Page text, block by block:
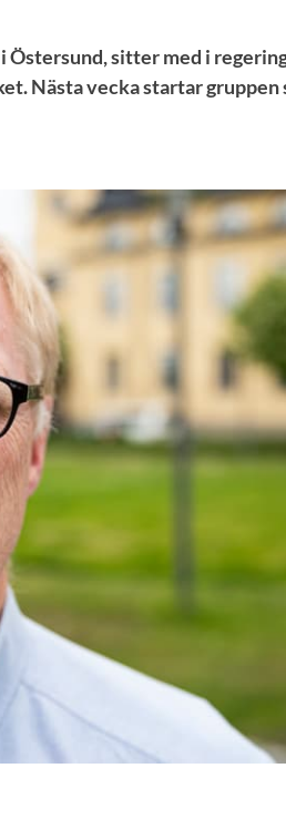
Östersund, sitter med i
Nästa vecka startar